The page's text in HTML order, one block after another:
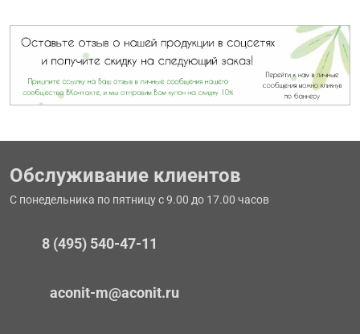
Обслуживание клиентов
С понедельника по пятницу с 9.00 до 17.00 часов
8 (495) 540-47-11
aconit-m@aconit.ru